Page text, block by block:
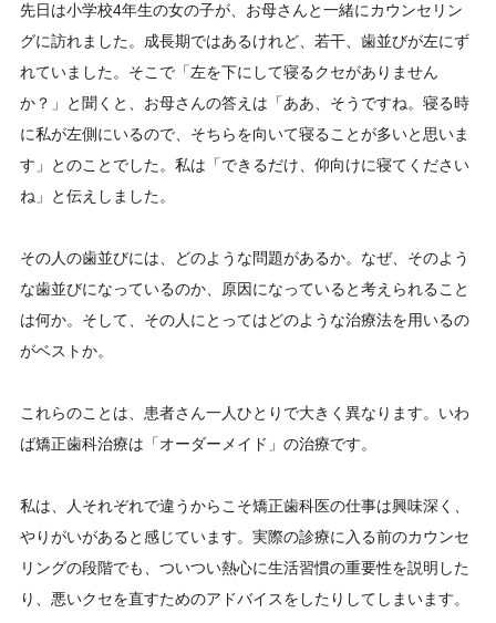
先日は小学校4年生の女の子が、お母さんと一緒にカウンセリン
グに訪れました。成長期ではあるけれど、若干、歯並びが左にず
れていました。そこで「左を下にして寝るクセがありません
か？」と聞くと、お母さんの答えは「ああ、そうですね。寝る時
に私が左側にいるので、そちらを向いて寝ることが多いと思いま
す」とのことでした。私は「できるだけ、仰向けに寝てください
ね」と伝えしました。
その人の歯並びには、どのような問題があるか。なぜ、そのよう
な歯並びになっているのか、原因になっていると考えられること
は何か。そして、その人にとってはどのような治療法を用いるの
がベストか。
これらのことは、患者さん一人ひとりで大きく異なります。いわ
ば矯正歯科治療は「オーダーメイド」の治療です。
私は、人それぞれで違うからこそ矯正歯科医の仕事は興味深く、
やりがいがあると感じています。実際の診療に入る前のカウンセ
リングの段階でも、ついつい熱心に生活習慣の重要性を説明した
り、悪いクセを直すためのアドバイスをしたりしてしまいます。